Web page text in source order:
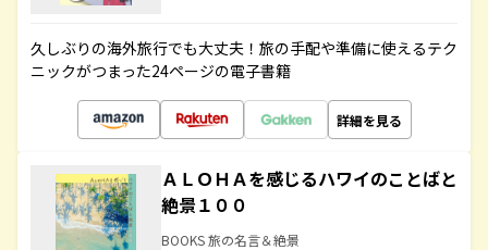
久しぶりの海外旅行でも大丈夫！旅の手配や準備に使えるテク
ニックがつまった24ページの電子書籍
詳細を見る
ＡＬＯＨＡを感じるハワイのことばと
絶景１００
BOOKS 旅の名言＆絶景